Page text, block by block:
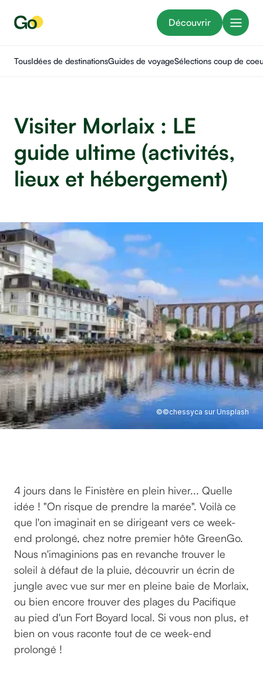
Découvrir
TousIdées de destinationsGuides de voyageSélections coup de
Visiter Morlaix : LE
guide ultime (activités,
lieux et hébergement)
©©chessyca sur Unsplash
4 jours dans le Finistère en plein hiver... Quelle
idée ! "On risque de prendre la marée". Voilà ce
que l'on imaginait en se dirigeant vers ce week-
end prolongé, chez notre premier hôte GreenGo.
Nous n'imaginions pas en revanche trouver le
soleil à défaut de la pluie, découvrir un écrin de
jungle avec vue sur mer en pleine baie de Morlaix,
ou bien encore trouver des plages du Pacifique
au pied d'un Fort Boyard local. Si vous non plus, et
bien on vous raconte tout de ce week-end
prolongé !